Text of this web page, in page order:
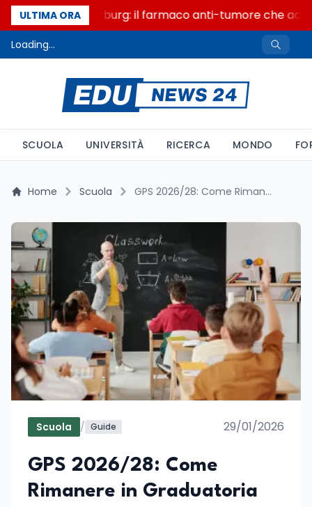
ULTIMA ORA
Un secolo di Warburg: il farmaco anti-tumore che
Loading...
SCUOLA UNIVERSITÀ RICERCA MONDO
Home Scuola GPS 2026/28: Come Rimanere in Graduatoria ed Evitare l’Esclusione – Guida Completa alle Novità dell’Ordinanza
Scuola / Guide 29/01/2026
GPS 2026/28: Come
Rimanere in Graduatoria